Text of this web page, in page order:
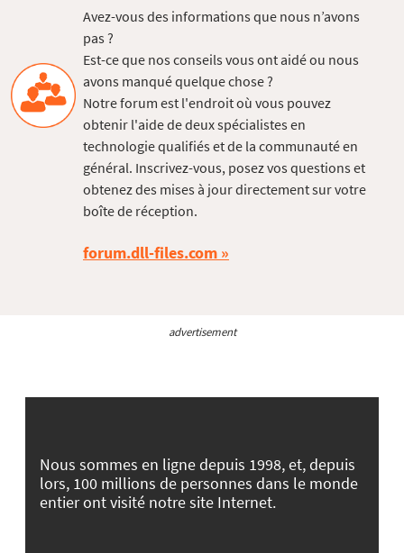
Avez-vous des informations que nous n’avons
pas ?
Est-ce que nos conseils vous ont aidé ou nous
avons manqué quelque chose ?
Notre forum est l'endroit où vous pouvez
obtenir l'aide de deux spécialistes en
technologie qualifiés et de la communauté en
général. Inscrivez-vous, posez vos questions et
obtenez des mises à jour directement sur votre
boîte de réception.
forum.dll-files.com
advertisement
Nous sommes en ligne depuis 1998, et, depuis
lors, 100 millions de personnes dans le monde
entier ont visité notre site Internet.